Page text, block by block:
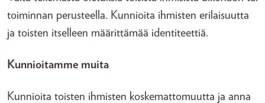
toiminnan perusteella. Kunnioita ihmisten erilaisuutta
ja toisten itselleen määrittämää identiteettiä.
Kunnioitamme muita
Kunnioita toisten ihmisten koskemattomuutta ja anna